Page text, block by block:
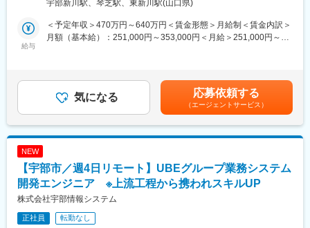
■使用言語
スクラッチ開発の標準は.Net MVC、C#で.Net系言語が主となりま
変更の範囲：会社の定める業務
企業ネットワーク(LAN、WAN、SD-WAN、無線LAN、クラウド)
に関する新規導入・環境更改の設計構築と、運用環境における保
守業務に参画いただきます。
月に多くとも3回程度
M365(Excel・PowerPoint・Teams・Planer・PowerAutomate)
■ポジションの魅力：
今後の環境の在り方など、お客様と直接お話をしながら計画を策
なく、社内のシステム開発部門やサーバ/セキュリティ技術者との
宇部新川駅、琴芝駅、東新川駅(山口県)
給与
＜予定年収＞470万円～640万円＜賃金形態＞月給制＜賃金内訳＞
月額（基本給）：251,000円～353,000円＜月給＞251,000円～
ん.※具体的には前職での経験・能力に基づき決定します。賃金は
あくまでも目安の金額であり、選考を通じて上下する可能性があ
ります。月給(月額)は固定手当を含めた表記です。
気になる 応募依頼する
（エージェントサービス）
NEW
【宇部市／週4日リモート】UBEグループ業務システム
開発エンジニア ※上流工程から携われスキルUP
株式会社宇部情報システム
正社員 転勤なし